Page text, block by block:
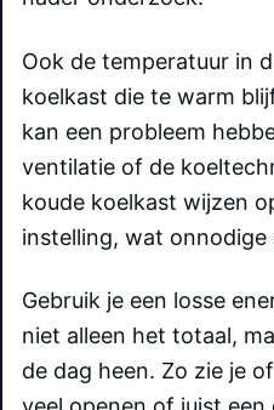
Ook de temperatuur in
koelkast die te warm
kan een probleem
ventilatie of de
koude koelkast wijzen
instelling, wat
Gebruik je een losse
niet alleen het totaal,
de dag heen. Zo zie je